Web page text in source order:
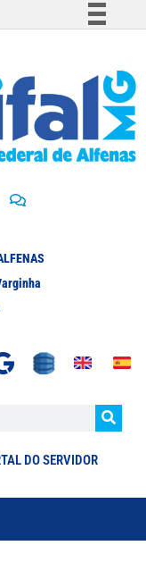
Participe
à informação
Legislação
DO SERVIDOR